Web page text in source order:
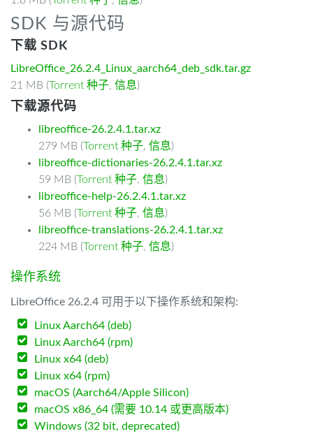
SDK 与源代码
下载 SDK
LibreOffice_26.2.4_Linux_aarch64_deb_sdk.tar.gz
21 MB (Torrent 种子, 信息)
下载源代码
libreoffice-26.2.4.1.tar.xz
279 MB (Torrent 种子, 信息)
libreoffice-dictionaries-26.2.4.1.tar.xz
59 MB (Torrent 种子, 信息)
libreoffice-help-26.2.4.1.tar.xz
56 MB (Torrent 种子, 信息)
libreoffice-translations-26.2.4.1.tar.xz
224 MB (Torrent 种子, 信息)
操作系统
LibreOffice 26.2.4 可用于以下操作系统和架构:
Linux Aarch64 (deb)
Linux Aarch64 (rpm)
Linux x64 (deb)
Linux x64 (rpm)
macOS (Aarch64/Apple Silicon)
macOS x86_64 (需要 10.14 或更高版本)
Windows (32 bit, deprecated)